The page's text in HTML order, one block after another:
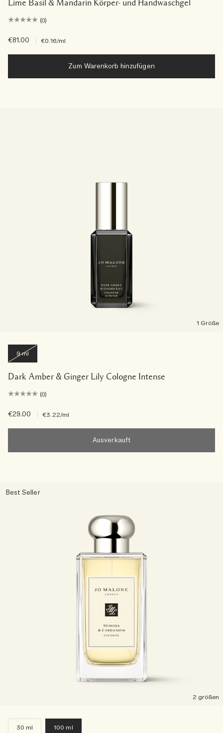
Lime Basil & Mandarin Körper- und Handwaschgel
(0)
€81.00 €0.16/ml
Zum Warenkorb hinzufügen
1 Größe
9 ml
Dark Amber & Ginger Lily Cologne Intense
(0)
€29.00 €3.22/ml
Ausverkauft
Best Seller
2 größen
30 ml 100 ml